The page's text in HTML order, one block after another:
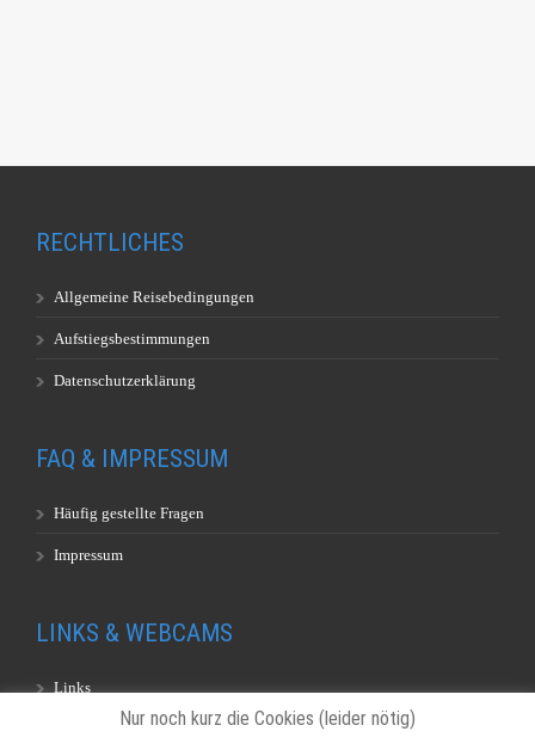
RECHTLICHES
Allgemeine Reisebedingungen
Aufstiegsbestimmungen
Datenschutzerklärung
FAQ & IMPRESSUM
Häufig gestellte Fragen
Impressum
LINKS & WEBCAMS
Links
Nur noch kurz die Cookies (leider nötig)